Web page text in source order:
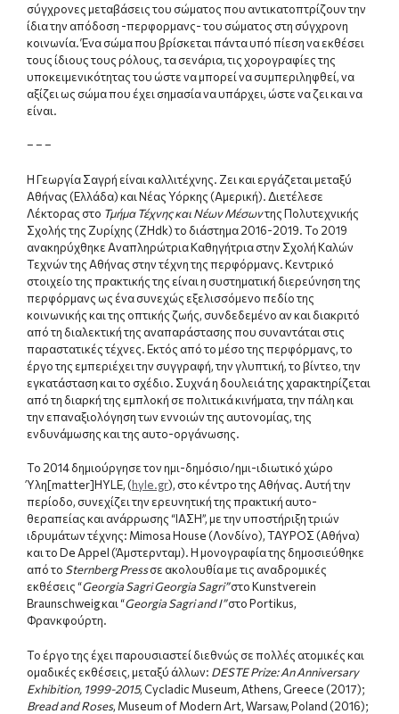
σύγχρονες μεταβάσεις του σώματος που αντικατοπτρίζουν την
ίδια την απόδοση -περφορμανς- του σώματος στη σύγχρονη
κοινωνία. Ένα σώμα που βρίσκεται πάντα υπό πίεση να εκθέσει
τους ίδιους τους ρόλους, τα σενάρια, τις χορογραφίες της
υποκειμενικότητας του ώστε να μπορεί να συμπεριληφθεί, να
αξίζει ως σώμα που έχει σημασία να υπάρχει, ώστε να ζει και να
είναι.
– – –
Η Γεωργία Σαγρή είναι καλλιτέχνης. Ζει και εργάζεται μεταξύ
Αθήνας (Ελλάδα) και Νέας Υόρκης (Αμερική). Διετέλεσε
Λέκτορας στο Τμήμα Τέχνης και Νέων Μέσωντης Πολυτεχνικής
Σχολής της Ζυρίχης (ZHdk) το διάστημα 2016-2019. Το 2019
ανακηρύχθηκε Αναπληρώτρια Καθηγήτρια στην Σχολή Καλών
Τεχνών της Αθήνας στην τέχνη της περφόρμανς. Κεντρικό
στοιχείο της πρακτικής της είναι η συστηματική διερεύνηση της
περφόρμανς ως ένα συνεχώς εξελισσόμενο πεδίο της
κοινωνικής και της οπτικής ζωής, συνδεδεμένο αν και διακριτό
από τη διαλεκτική της αναπαράστασης που συναντάται στις
παραστατικές τέχνες. Εκτός από το μέσο της περφόρμανς, το
έργο της εμπεριέχει την συγγραφή, την γλυπτική, το βίντεο, την
εγκατάσταση και το σχέδιο. Συχνά η δουλειά της χαρακτηρίζεται
από τη διαρκή της εμπλοκή σε πολιτικά κινήματα, την πάλη και
την επαναξιολόγηση των εννοιών της αυτονομίας, της
ενδυνάμωσης και της αυτο-οργάνωσης.
Το 2014 δημιούργησε τον ημι-δημόσιο/ημι-ιδιωτικό χώρο
Ύλη[matter]HYLE, (hyle.gr), στο κέντρο της Αθήνας. Αυτή την
περίοδο, συνεχίζει την ερευνητική της πρακτική αυτο-
θεραπείας και ανάρρωσης “ΙΑΣΗ”, με την υποστήριξη τριών
ιδρυμάτων τέχνης: Mimosa House (Λονδίνο), ΤΑΥΡΟΣ (Αθήνα)
και το De Appel (Άμστερνταμ). Η μονογραφία της δημοσιεύθηκε
από το SternbergPressσε ακολουθία με τις αναδρομικές
εκθέσεις “GeorgiaSagriGeorgiaSagri”στο Kunstverein
Braunschweig και “GeorgiaSagriandI”στο Portikus,
Φρανκφούρτη.
Το έργο της έχει παρουσιαστεί διεθνώς σε πολλές ατομικές και
ομαδικές εκθέσεις, μεταξύ άλλων: DESTE Prize: An Anniversary
Exhibition, 1999-2015, Cycladic Museum, Athens, Greece (2017);
Bread and Roses, Museum of Modern Art, Warsaw, Poland (2016);